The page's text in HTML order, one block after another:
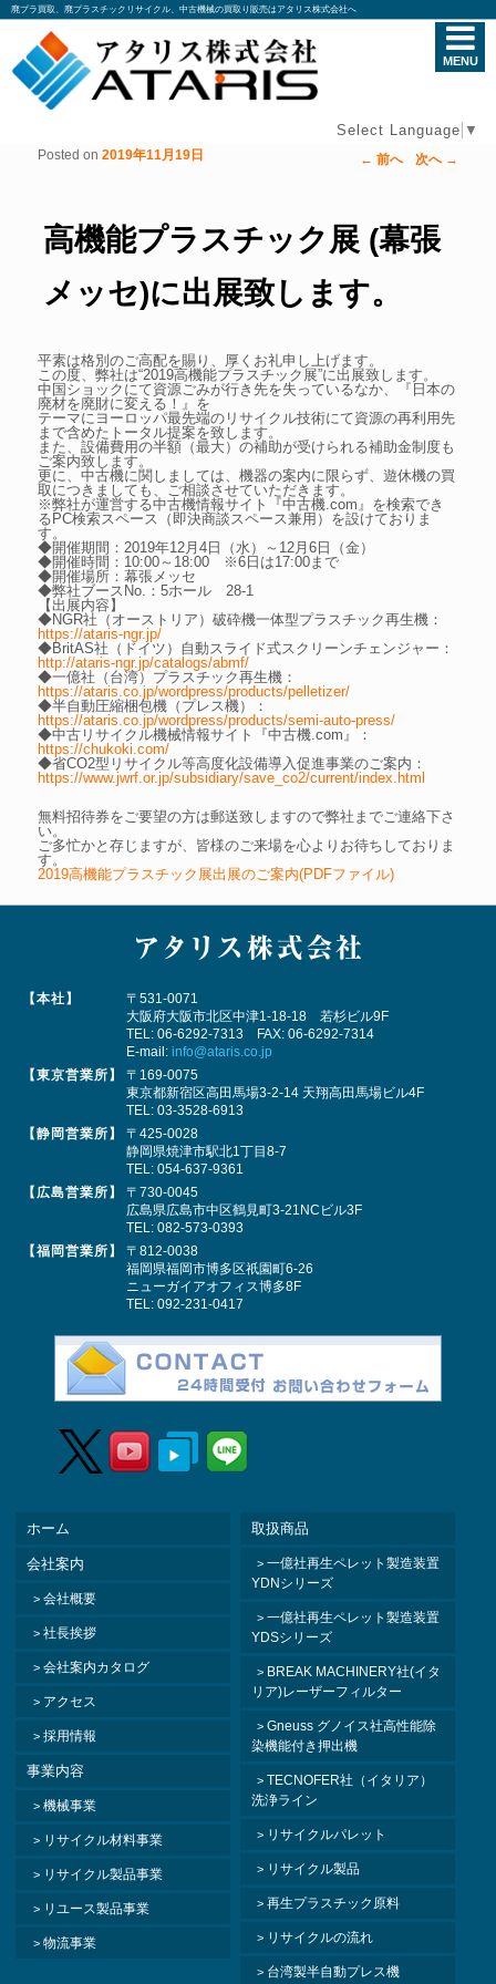
廃プラ買取、廃プラスチックリサイクル、中古機械の買取り販売はアタリス株式会社へ
Select Language ▼
MENU
← 前へ 次へ →
高機能プラスチック展 (幕張
メッセ)に出展致します。
Posted on2019年11月19日
平素は格別のご高配を賜り、厚くお礼申し上げます。
この度、弊社は“2019高機能プラスチック展”に出展致します。
中国ショックにて資源ごみが行き先を失っているなか、『日本の
廃材を廃財に変える！』を
テーマにヨーロッパ最先端のリサイクル技術にて資源の再利用先
まで含めたトータル提案を致します。
また、設備費用の半額（最大）の補助が受けられる補助金制度も
ご案内致します。
更に、中古機に関しましては、機器の案内に限らず、遊休機の買
取につきましても、ご相談させていただきます。
※弊社が運営する中古機情報サイト『中古機.com』を検索でき
るPC検索スペース（即決商談スペース兼用）を設けておりま
す。
◆開催期間：2019年12月4日（水）～12月6日（金）
◆開催時間：10:00～18:00 ※6日は17:00まで
◆開催場所：幕張メッセ
◆弊社ブースNo.：5ホール 28-1
【出展内容】
◆NGR社（オーストリア）破砕機一体型プラスチック再生機：
https://ataris-ngr.jp/
◆BritAS社（ドイツ）自動スライド式スクリーンチェンジャー：
http://ataris-ngr.jp/catalogs/abmf/
◆一億社（台湾）プラスチック再生機：
https://ataris.co.jp/wordpress/products/pelletizer/
◆半自動圧縮梱包機（プレス機）：
https://ataris.co.jp/wordpress/products/semi-auto-press/
◆中古リサイクル機械情報サイト『中古機.com』：
https://chukoki.com/
◆省CO2型リサイクル等高度化設備導入促進事業のご案内：
https://www.jwrf.or.jp/subsidiary/save_co2/current/index.html
無料招待券をご要望の方は郵送致しますので弊社までご連絡下さ
い。
ご多忙かと存じますが、皆様のご来場を心よりお待ちしておりま
す。
2019高機能プラスチック展出展のご案内(PDFファイル)
【本社】
〒531-0071
大阪府大阪市北区中津1-18-18 若杉ビル9F
TEL: 06-6292-7313 FAX: 06-6292-7314
E-mail: info@ataris.co.jp
【東京営業所】
〒169-0075
東京都新宿区高田馬場3-2-14 天翔高田馬場ビル4F
TEL: 03-3528-6913
【静岡営業所】
〒425-0028
静岡県焼津市駅北1丁目8-7
TEL: 054-637-9361
【広島営業所】
〒730-0045
広島県広島市中区鶴見町3-21NCビル3F
TEL: 082-573-0393
【福岡営業所】
〒812-0038
福岡県福岡市博多区祇園町6-26
ニューガイアオフィス博多8F
TEL: 092-231-0417
ホーム
会社案内
会社概要
社長挨拶
会社案内カタログ
アクセス
採用情報
事業内容
機械事業
リサイクル材料事業
リサイクル製品事業
リユース製品事業
物流事業
取扱商品
一億社再生ペレット製造装置
YDNシリーズ
一億社再生ペレット製造装置
YDSシリーズ
BREAK MACHINERY社(イタ
リア)レーザーフィルター
Gneuss グノイス社高性能除
染機能付き押出機
TECNOFER社（イタリア）
洗浄ライン
リサイクルパレット
リサイクル製品
再生プラスチック原料
リサイクルの流れ
台湾製半自動プレス機